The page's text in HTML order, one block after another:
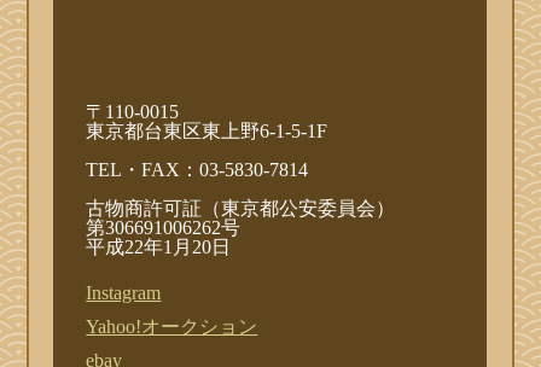
〒110-0015
東京都台東区東上野6-1-5-1F
TEL・FAX：03-5830-7814
古物商許可証（東京都公安委員会）
第306691006262号
平成22年1月20日
Instagram
Yahoo!オークション
ebay